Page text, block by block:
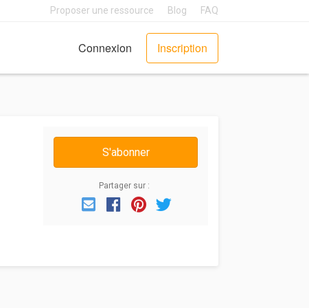
Proposer une ressource Blog FAQ
Connexion Inscription
S'abonner
Partager sur :
EmailFacebook
Pinterest